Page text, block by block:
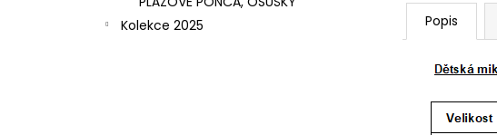
Kolekce 2025
Popis